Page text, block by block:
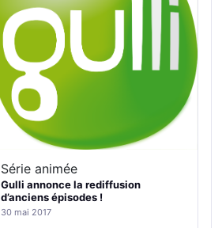
Série animée
Gulli annonce la rediffusion
d’anciens épisodes !
30 mai 2017